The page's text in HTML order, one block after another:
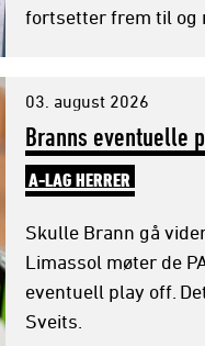
fortsetter frem til og
03. august 2026
Branns eventuelle
A-LAG HERRER
Skulle Brann gå
Limassol møter de
eventuell play off.
Sveits.